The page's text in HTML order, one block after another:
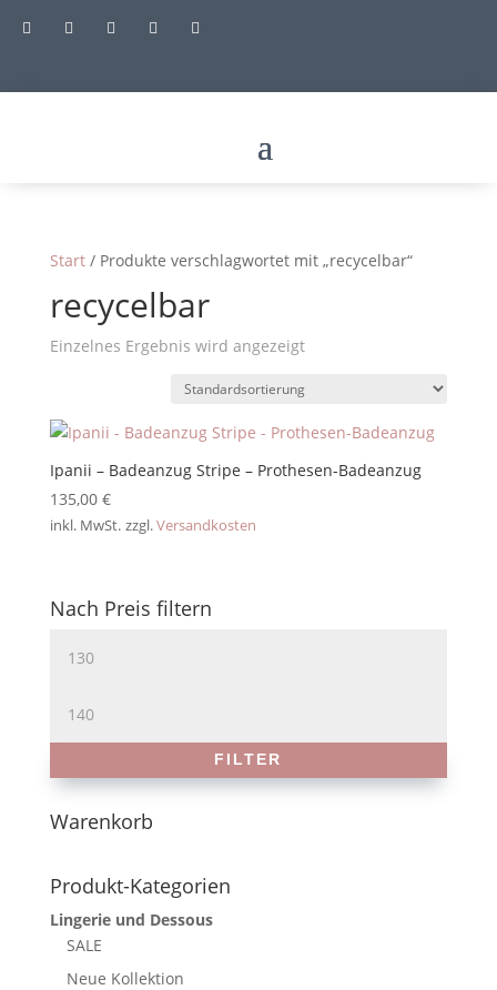
    
Start/ Produkte verschlagwortet mit „recycelbar“
recycelbar
Einzelnes Ergebnis wird angezeigt
Ipanii – Badeanzug Stripe – Prothesen-Badeanzug
135,00 €
inkl. MwSt. zzgl.Versandkosten
Nach Preis filtern
FILTER
Warenkorb
Produkt-Kategorien
Lingerie und Dessous
SALE
Neue Kollektion